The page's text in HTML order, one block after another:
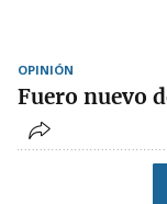
OPINIÓN
Fuero nuevo